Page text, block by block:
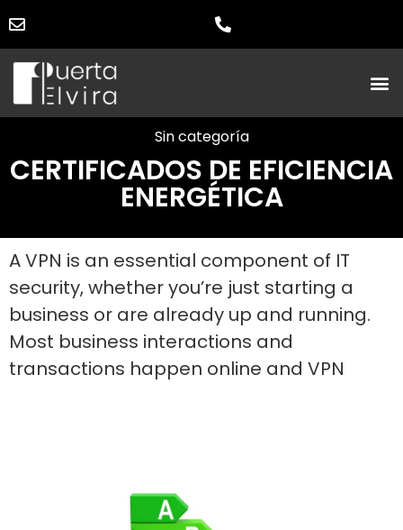
Sin categoría
CERTIFICADOS DE EFICIENCIA
ENERGÉTICA
A VPN is an essential component of IT
security, whether you’re just starting a
business or are already up and running.
Most business interactions and
transactions happen online and VPN